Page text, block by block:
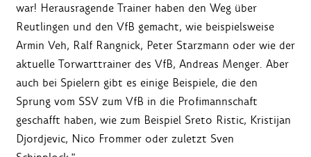
war! Herausragende Trainer haben den Weg über
Reutlingen und den VfB gemacht, wie beispielsweise
Armin Veh, Ralf Rangnick, Peter Starzmann oder wie der
aktuelle Torwarttrainer des VfB, Andreas Menger. Aber
auch bei Spielern gibt es einige Beispiele, die den
Sprung vom SSV zum VfB in die Profimannschaft
geschafft haben, wie zum Beispiel Sreto Ristic, Kristijan
Djordjevic, Nico Frommer oder zuletzt Sven